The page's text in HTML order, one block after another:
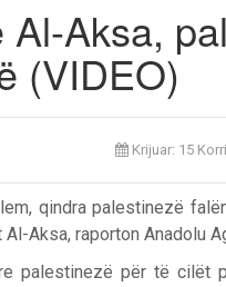
Aksa,
(VIDEO)
Krijuar: 15
qindra palestinezë
Aksa, raporton Anadolu
palestinezë për të cilët